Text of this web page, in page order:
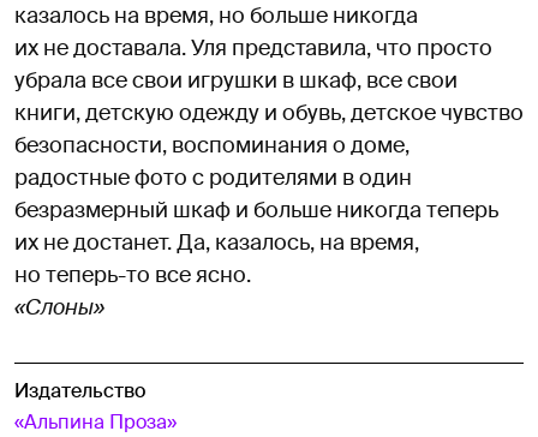
казалось на время, но больше никогда
их не доставала. Уля представила, что просто
убрала все свои игрушки в шкаф, все свои
книги, детскую одежду и обувь, детское чувство
безопасности, воспоминания о доме,
радостные фото с родителями в один
безразмерный шкаф и больше никогда теперь
их не достанет. Да, казалось, на время,
но теперь-то все ясно.
«Слоны»
Издательство
«Альпина Проза»